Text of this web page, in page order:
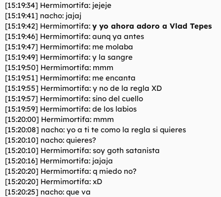
[15:19:34] Hermimortifa: jejeje
[15:19:41] nacho: jajaj
[15:19:42] Hermimortifa: y yo ahora adoro a Vlad Tepes
[15:19:46] Hermimortifa: aunq ya antes
[15:19:47] Hermimortifa: me molaba
[15:19:49] Hermimortifa: y la sangre
[15:19:50] Hermimortifa: mmm
[15:19:51] Hermimortifa: me encanta
[15:19:55] Hermimortifa: y no de la regla XD
[15:19:57] Hermimortifa: sino del cuello
[15:19:59] Hermimortifa: de los labios
[15:20:00] Hermimortifa: mmm
[15:20:08] nacho: yo a ti te como la regla si quieres
[15:20:10] nacho: quieres?
[15:20:10] Hermimortifa: soy goth satanista
[15:20:16] Hermimortifa: jajaja
[15:20:20] Hermimortifa: q miedo no?
[15:20:20] Hermimortifa: xD
[15:20:25] nacho: que va